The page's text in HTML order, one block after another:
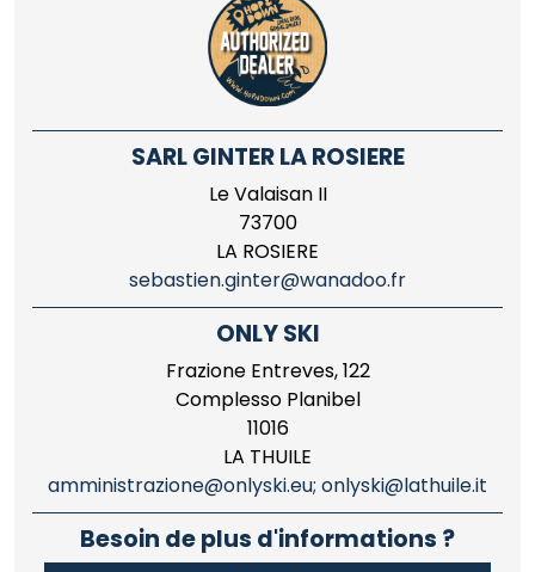
SARL GINTER LA ROSIERE
Le Valaisan II
73700
LA ROSIERE
sebastien.ginter@wanadoo.fr
ONLY SKI
Frazione Entreves, 122
Complesso Planibel
11016
LA THUILE
amministrazione@onlyski.eu; onlyski@lathuile.it
Besoin de plus d'informations ?